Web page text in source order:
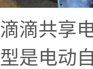
滴滴共享
型是电动